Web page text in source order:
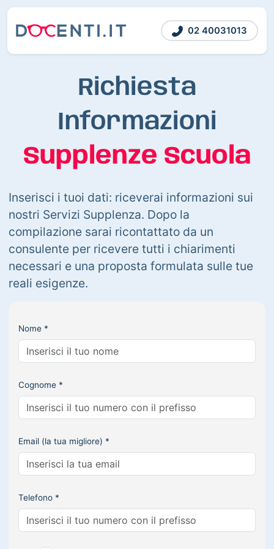
02 40031013
Richiesta
Informazioni
Supplenze Scuola
Inserisci i tuoi dati: riceverai informazioni sui
nostri Servizi Supplenza. Dopo la
compilazione sarai ricontattato da un
consulente per ricevere tutti i chiarimenti
necessari e una proposta formulata sulle tue
reali esigenze.
Nome *
Cognome *
Email (la tua migliore) *
Telefono *